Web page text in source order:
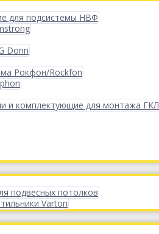
для подсистемы НВФ
Donn
Рокфон/Rockfon
и комплектующие для монтажа ГКЛ
подвесных потолков
Varton